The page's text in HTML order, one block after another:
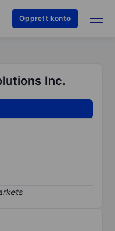
Opprett konto
Inc.